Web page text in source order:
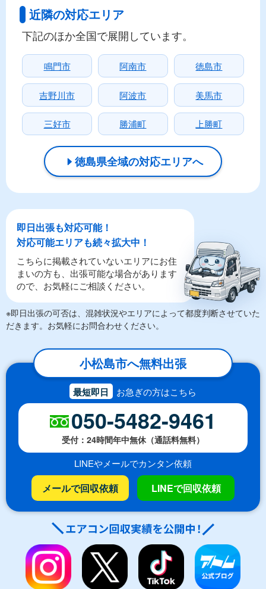
近隣の対応エリア
下記のほか全国で展開しています。
鳴門市 阿南市 徳島市
吉野川市 阿波市 美馬市
三好市 勝浦町 上勝町
徳島県全域の対応エリアへ
即日出張も対応可能！
対応可能エリアも続々拡大中！
こちらに掲載されていないエリアにお住
まいの方も、出張可能な場合があります
ので、お気軽にご相談ください。
※即日出張の可否は、混雑状況やエリアによって都度判断させていた
だきます。お気軽にお問合わせください。
小松島市へ無料出張
最短即日 お急ぎの方はこちら
050-5482-9461
受付：24時間年中無休（通話料無料）
LINEやメールでカンタン依頼
メールで回収依頼 LINEで回収依頼